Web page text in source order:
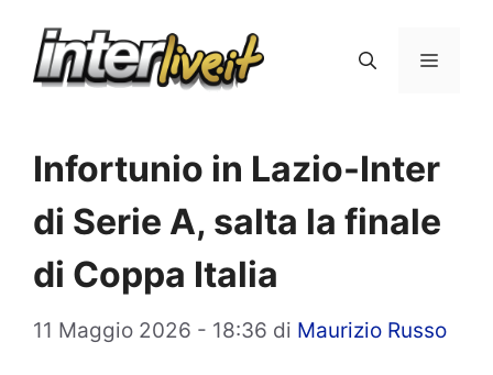
Menu
Infortunio in Lazio-Inter
di Serie A, salta la finale
di Coppa Italia
11 Maggio 2026 - 18:36 di Maurizio Russo